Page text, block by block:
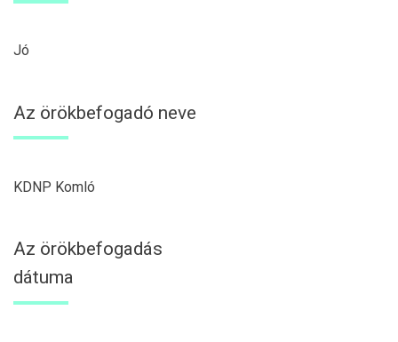
Jó
Az örökbefogadó neve
KDNP Komló
Az örökbefogadás
dátuma